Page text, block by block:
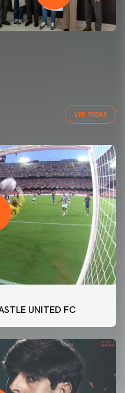
VER TODAS
UNITED FC